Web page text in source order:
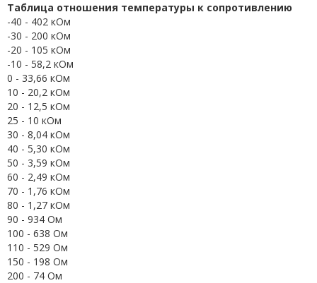
Таблица отношения температуры к сопротивлению
-40 - 402 кОм
-30 - 200 кОм
-20 - 105 кОм
-10 - 58,2 кОм
0 - 33,66 кОм
10 - 20,2 кОм
20 - 12,5 кОм
25 - 10 кОм
30 - 8,04 кОм
40 - 5,30 кОм
50 - 3,59 кОм
60 - 2,49 кОм
70 - 1,76 кОм
80 - 1,27 кОм
90 - 934 Ом
100 - 638 Ом
110 - 529 Ом
150 - 198 Ом
200 - 74 Ом